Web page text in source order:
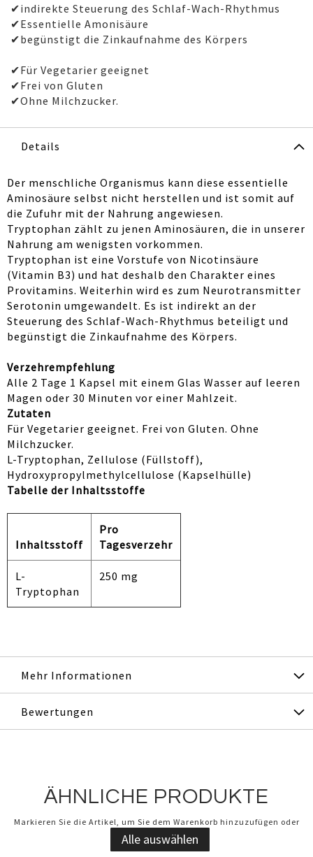
✔indirekte Steuerung des Schlaf-Wach-Rhythmus
✔Essentielle Amonisäure
✔begünstigt die Zinkaufnahme des Körpers
✔Für Vegetarier geeignet
✔Frei von Gluten
✔Ohne Milchzucker.
Details
Der menschliche Organismus kann diese essentielle
Aminosäure selbst nicht herstellen und ist somit auf
die Zufuhr mit der Nahrung angewiesen.
Tryptophan zählt zu jenen Aminosäuren, die in unserer
Nahrung am wenigsten vorkommen.
Tryptophan ist eine Vorstufe von Nicotinsäure
(Vitamin B3) und hat deshalb den Charakter eines
Provitamins. Weiterhin wird es zum Neurotransmitter
Serotonin umgewandelt. Es ist indirekt an der
Steuerung des Schlaf-Wach-Rhythmus beteiligt und
begünstigt die Zinkaufnahme des Körpers.
Verzehrempfehlung
Alle 2 Tage 1 Kapsel mit einem Glas Wasser auf leeren
Magen oder 30 Minuten vor einer Mahlzeit.
Zutaten
Für Vegetarier geeignet. Frei von Gluten. Ohne
Milchzucker.
L-Tryptophan, Zellulose (Füllstoff),
Hydroxypropylmethylcellulose (Kapselhülle)
Tabelle der Inhaltsstoffe
Inhaltsstoff
Pro
Tagesverzehr
L-
Tryptophan
250 mg
Mehr Informationen
Bewertungen
ÄHNLICHE PRODUKTE
Markieren Sie die Artikel, um Sie dem Warenkorb hinzuzufügen oder
Alle auswählen